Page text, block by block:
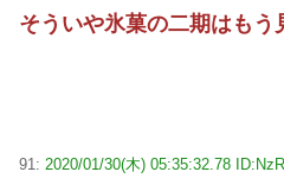
そういや氷菓の二期はもう
91: 2020/01/30(木) 05:35:32.78